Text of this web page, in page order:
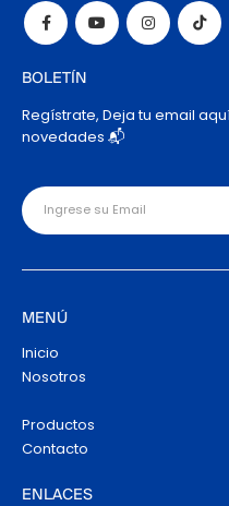
BOLETÍN
Regístrate, Deja tu email
novedades 📬
MENÚ
Inicio
Nosotros
Productos
Contacto
ENLACES